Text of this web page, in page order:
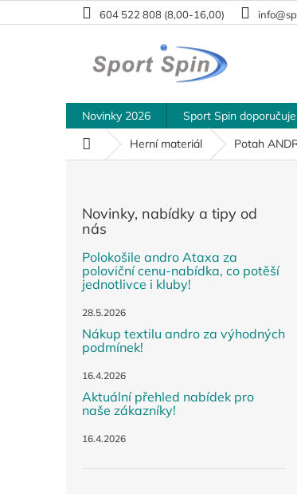
na
604 522 808 (8,00-16,00)
Novinky 2026 Sport Spin
Domů
Herní materiál Potah
Novinky, nabídky a tipy od
nás
Polokošile andro Ataxa za
poloviční cenu-nabídka, co potěší
jednotlivce i kluby!
28.5.2026
Nákup textilu andro za výhodných
podmínek!
16.4.2026
Aktuální přehled nabídek pro
naše zákazníky!
16.4.2026